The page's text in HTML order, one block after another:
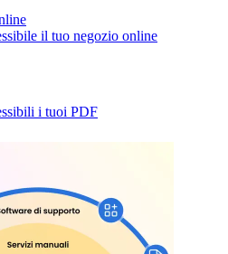
il tuo negozio online
i tuoi PDF